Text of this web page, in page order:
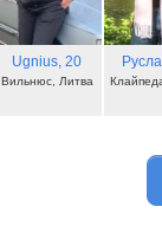
Ugnius, 20
Вильнюс, Литва